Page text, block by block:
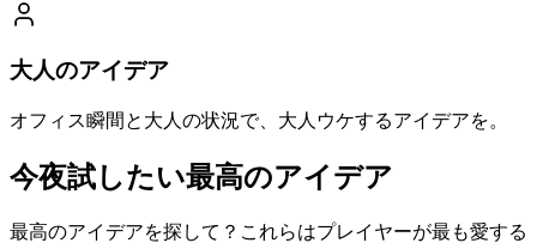
大人のアイデア
オフィス瞬間と大人の状況で、大人ウケするアイデアを。
今夜試したい最高のアイデア
最高のアイデアを探して？これらはプレイヤーが最も愛する